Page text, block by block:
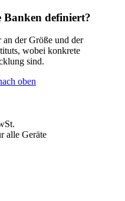
Banken definiert?
der Größe und der
wobei konkrete
sind.
oben
alle Geräte